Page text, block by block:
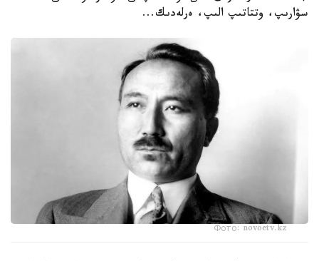
سۋارىپ، وتتاتىپ الىپ، ەرلەدىك...
Фото: novoetv.kz